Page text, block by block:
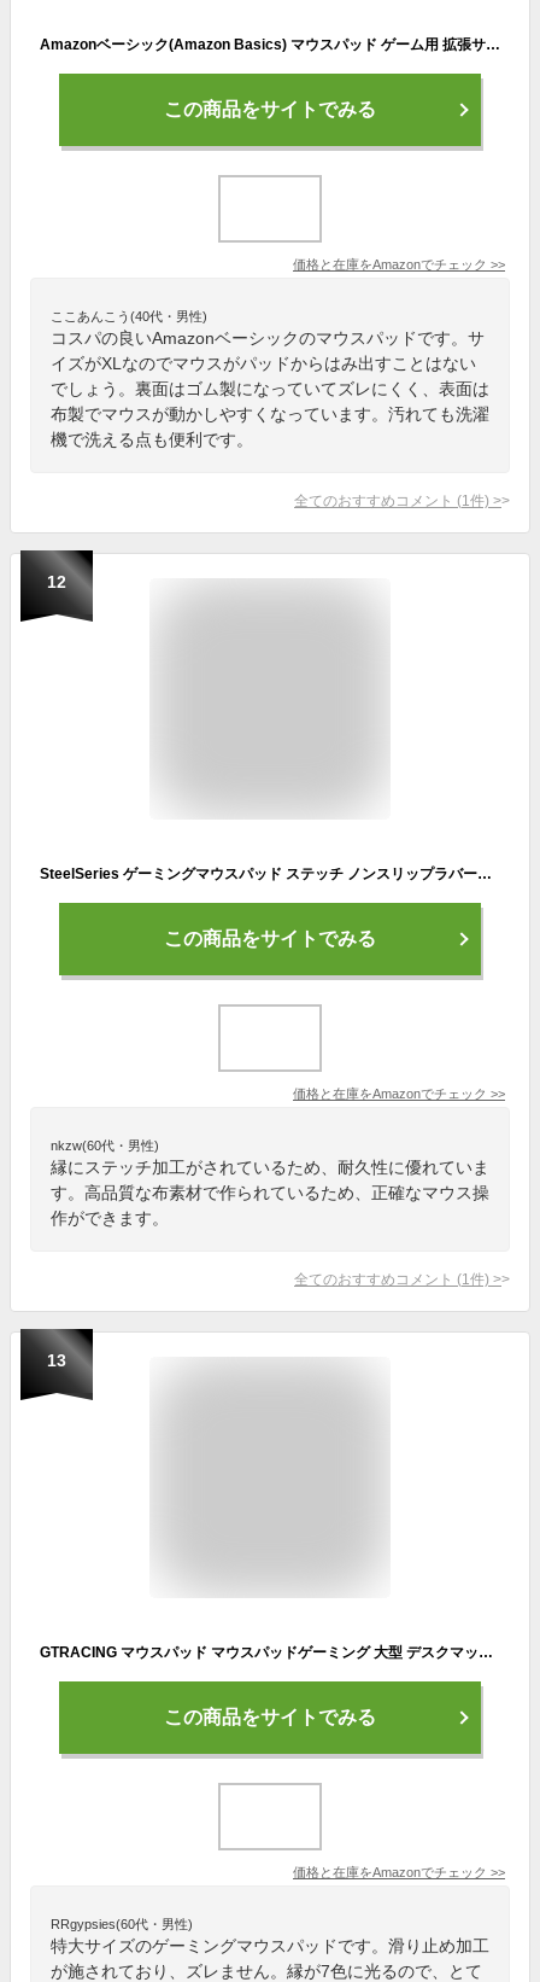
Amazonベーシック(Amazon Basics) マウスパッド ゲーム用 拡張サイズ XL/延長サイズ 長方形 ブラック
この商品をサイトでみる
価格と在庫をAmazonでチェック >>
ここあんこう(40代・男性)
コスパの良いAmazonベーシックのマウスパッドです。サ
イズがXLなのでマウスがパッドからはみ出すことはない
でしょう。裏面はゴム製になっていてズレにくく、表面は
布製でマウスが動かしやすくなっています。汚れても洗濯
機で洗える点も便利です。
全てのおすすめコメント (1 件) >
12
SteelSeries ゲーミングマウスパッド ステッチ ノンスリップラバーベース 32cm×27cm×0.2cm QcK Edge Medium 63822
この商品をサイトでみる
価格と在庫をAmazonでチェック >>
nkzw(60代・男性)
縁にステッチ加工がされているため、耐久性に優れていま
す。高品質な布素材で作られているため、正確なマウス操
作ができます。
全てのおすすめコメント (1 件) >
13
GTRACING マウスパッド マウスパッドゲーミング 大型 デスクマット マウスパッド光るマウスパッド キーボードパッド 光学式 防水 ズレない ゲーマー向け おしゃれ (Blue)
この商品をサイトでみる
価格と在庫をAmazonでチェック >>
RRgypsies(60代・男性)
特大サイズのゲーミングマウスパッドです。滑り止め加工
が施されており、ズレません。縁が7色に光るので、とて